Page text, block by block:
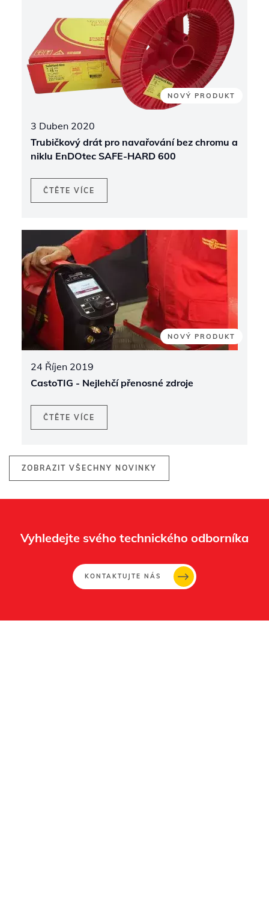
ZOBRAZIT VŠECHNY NOVINKY
NOVÝ PRODUKT
3 Duben 2020
Trubičkový drát pro navařování bez chromu a
niklu EnDOtec SAFE-HARD 600
ČTĚTE VÍCE
NOVÝ PRODUKT
24 Říjen 2019
CastoTIG - Nejlehčí přenosné zdroje
ČTĚTE VÍCE
Vyhledejte svého technického odborníka
KONTAKTUJTE NÁS